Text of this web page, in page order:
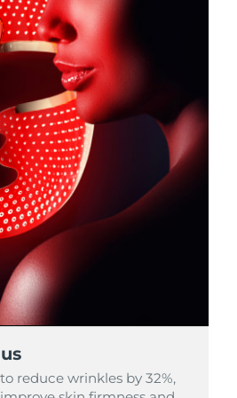
reduce wrinkles by 32%,